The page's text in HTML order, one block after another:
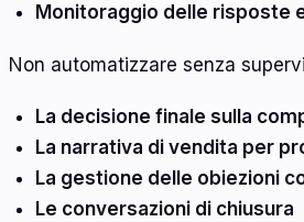
Monitoraggio delle risposte
Non automatizzare senza
La decisione finale sulla
La narrativa di vendita per
La gestione delle obiezioni
Le conversazioni di chiusura